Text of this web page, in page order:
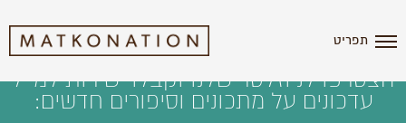
תפריט
הצטרפו לניוזלטר שלנו וקבלו ישירות למייל
עדכונים על מתכונים וסיפורים חדשים: